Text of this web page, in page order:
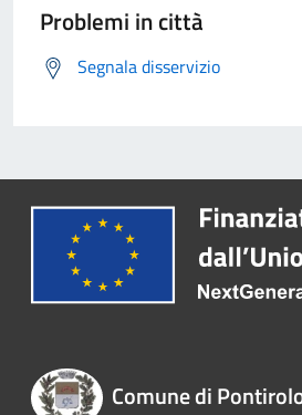
Problemi in città
Segnala disservizio
Comune di